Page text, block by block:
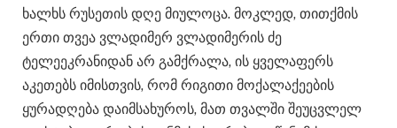
ხალხს რუსეთის დღე მიულოცა. მოკლედ, თითქმის
ერთი თვეა ვლადიმერ ვლადიმერის ძე
ტელეეკრანიდან არ გამქრალა, ის ყველაფერს
აკეთებს იმისთვის, რომ რიგითი მოქალაქეების
ყურადღება დაიმსახუროს, მათ თვალში შეუცვლელ